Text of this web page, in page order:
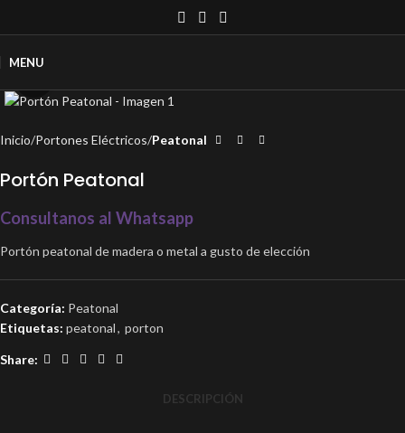
MENU
Inicio Portones Eléctricos Peatonal
Portón Peatonal
Consultanos al Whatsapp
Portón peatonal de madera o metal a gusto de elección
Categoría: Peatonal
Etiquetas: peatonal, porton
Share:
DESCRIPCIÓN